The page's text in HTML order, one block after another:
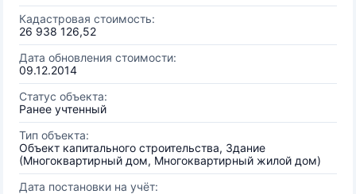
Кадастровая стоимость:
26 938 126,52
Дата обновления стоимости:
09.12.2014
Статус объекта:
Ранее учтенный
Тип объекта:
Объект капитального строительства, Здание
(Многоквартирный дом, Многоквартирный жилой дом)
Дата постановки на учёт: